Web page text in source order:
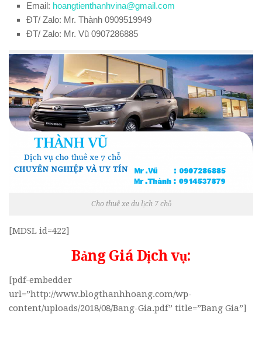
Email: hoangtienthanhvina@gmail.com
ĐT/ Zalo: Mr. Thành 0909519949
ĐT/ Zalo: Mr. Vũ 0907286885
Cho thuê xe du lịch 7 chỗ
[MDSL id=422]
Bảng Giá Dịch vụ:
[pdf-embedder
url=”http://www.blogthanhhoang.com/wp-
content/uploads/2018/08/Bang-Gia.pdf” title=”Bang Gia”]